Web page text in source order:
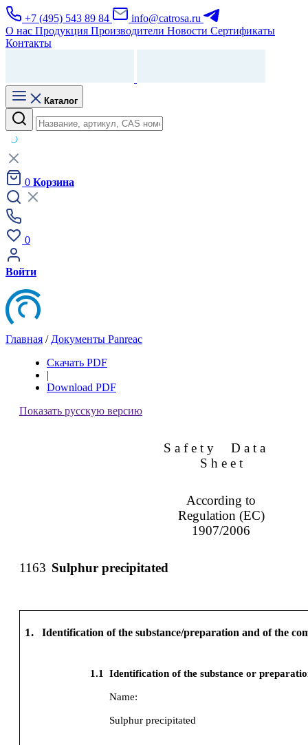
+7 (495) 543 89 84
info@catrosa.ru
О нас Продукция Производители Новости Сертификаты
Контакты
Каталог
0 Корзина
0
Войти
Главная / Документы Panreac
Скачать PDF
|
Download PDF
Показать русскую версию
S a f e t y
D a t a
S h e e t
According to
Regulation (EC)
1907/2006
1163 Sulphur precipitated
1. Identification of the substance/preparation and of the
1.1 Identification of the substance or
Name:
Sulphur precipitated